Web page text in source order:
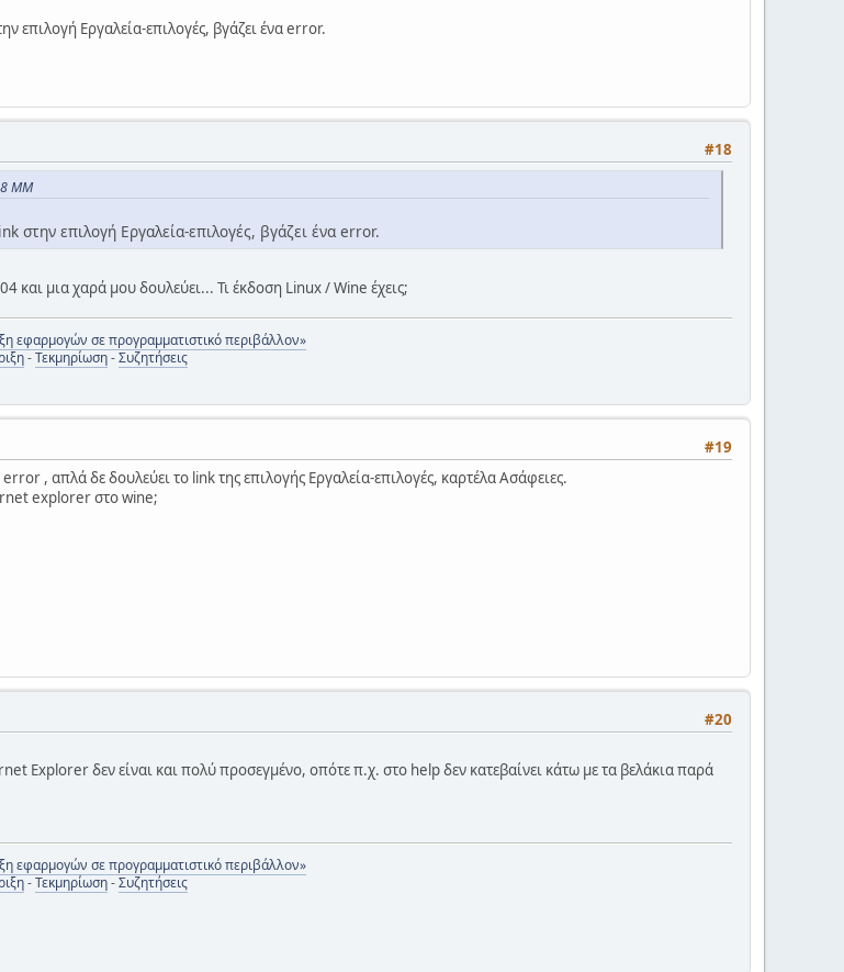
επιλογή Εργαλεία-επιλογές, βγάζει ένα error.
#18
ΜΜ
στην επιλογή Εργαλεία-επιλογές, βγάζει ένα error.
και μια χαρά μου δουλεύει... Τι έκδοση Linux / Wine έχεις;
εφαρμογών σε προγραμματιστικό περιβάλλον»
-Τεκμηρίωση-Συζητήσεις
#19
, απλά δε δουλεύει το link της επιλογής Εργαλεία-επιλογές, καρτέλα Ασάφειες.
explorer στο wine;
#20
Explorer δεν είναι και πολύ προσεγμένο, οπότε π.χ. στο help δεν κατεβαίνει κάτω με τα βελάκια παρά
εφαρμογών σε προγραμματιστικό περιβάλλον»
-Τεκμηρίωση-Συζητήσεις